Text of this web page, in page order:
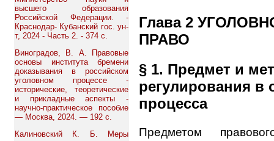
высшего образования
Российской Федерации. -
Краснодар- Кубанский гос. ун-
т, 2024 - Часть 2. - 374 с.
Виноградов, В. А. Правовые
основы института бремени
доказывания в российском
уголовном процессе -
исторические, теоретические
и прикладные аспекты -
научно-практическое пособие
— Москва, 2024. — 192 с.
Калиновский К. Б. Меры
Глава 2
ПРАВО
§ 1. Предмет и
регулирования в
процесса
Предметом